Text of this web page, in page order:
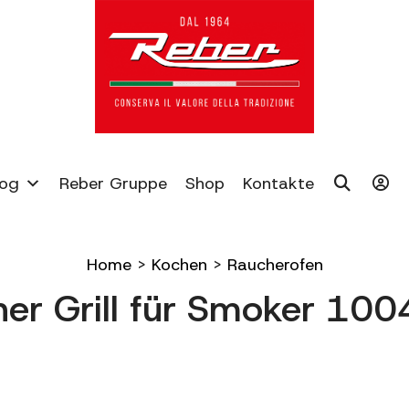
Reber Gruppe Shop Kontakte
Home> Kochen > Raucherofen
Grill für Smoker